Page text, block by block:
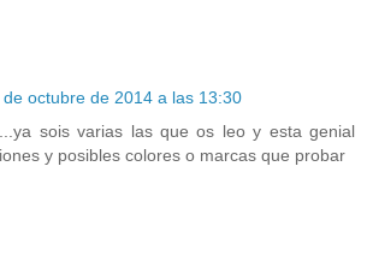
de octubre de 2014 a las 13:30
sois varias las que os leo y esta genial
y posibles colores o marcas que probar